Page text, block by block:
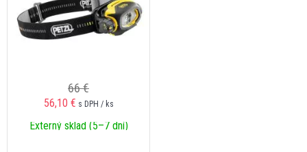
66 €
56,10 € s DPH / ks
Externý sklad (5–7 dní)